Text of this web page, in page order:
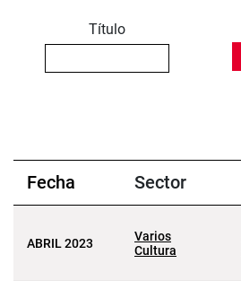
Título
Fecha Sector
ABRIL 2023
Varios
Cultura